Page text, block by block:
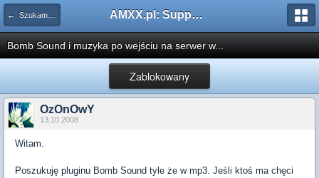
← Szukam pluginu AMXX.pl: Support AMX Mod X i SourceMod
Bomb Sound i muzyka po wejściu na serwer w...
Zablokowany
OzOnOwY
13.10.2008
Witam.
Poszukuję pluginu Bomb Sound tyle że w mp3. Jeśli ktoś ma chęci